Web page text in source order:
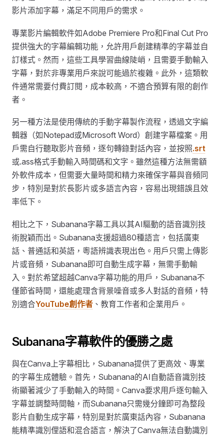
影片添加字幕，滿足不同用戶的需求。
專業影片編輯軟件如Adobe Premiere Pro和Final Cut Pro
提供強大的字幕編輯功能，允許用戶創建精準的字幕並自
訂樣式。然而，這些工具學習曲線陡峭，且需要手動輸入
字幕，對於非專業用戶來說可能過於複雜。此外，這類軟
件通常需要付費訂閱，成本較高，不適合預算有限的創作
者。
另一種方法是使用傳統的手動字幕製作流程，透過文字編
輯器（如Notepad或Microsoft Word）創建字幕檔案。用
戶需自行聽取影片音頻，逐句轉錄對話內容，並按照.srt
或.ass格式手動輸入時間碼和文字。雖然這種方法無需額
外軟件成本，但需要大量時間和精力來確保字幕與音頻同
步，特別是對於長影片或多語言內容，容易出現錯誤且效
率低下。
相比之下，Subanana字幕工具以其AI驅動的語音識別技
術脫穎而出。Subanana支援超過80種語言，包括廣東
話、普通話和英語，粵語辨識表現出色。用戶只需上傳影
片或音頻，Subanana即可自動生成字幕，無需手動輸
入。對於希望超越Canva字幕功能的用戶，Subanana不
僅節省時間，還能處理含背景噪音或多人對話的音頻，特
別適合YouTube創作者 、教育工作者和企業用戶。
Subanana字幕軟件的優勝之處
與在Canva上字幕相比，Subanana提供了更高效、專業
的字幕生成體驗。首先，Subanana的AI自動語音識別技
術顯著減少了手動輸入的時間。Canva要求用戶逐句輸入
字幕並調整時間軸，而Subanana只需幾分鐘即可為整段
影片自動生成字幕，特別是對於廣東話內容，Subanana
能精準識別俚語和混合語言，解決了Canva無法自動識別